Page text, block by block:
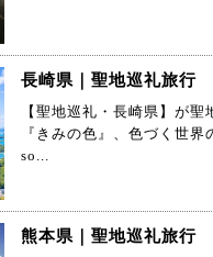
長崎県｜聖地巡礼旅行
【聖地巡礼・長崎県】が聖
『きみの色』、色づく世界
so...
熊本県｜聖地巡礼旅行